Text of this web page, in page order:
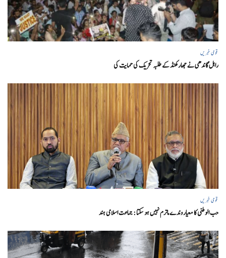
قومی خبریں
راہل گاندھی نے جھارکھنڈ کے طلبہ تحریک کی حمایت کی
قومی خبریں
حب الوطنی کا معیار وندے ماترم نہیں ہو سکتا : جماعت اسلامی ہند